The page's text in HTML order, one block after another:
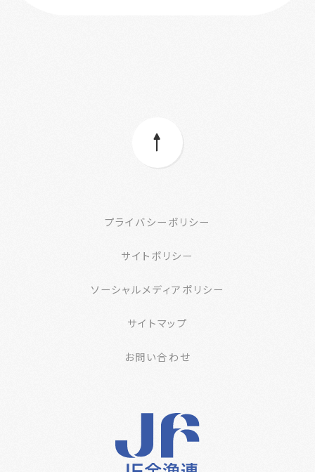
プライバシーポリシー
サイトポリシー
ソーシャルメディアポリシー
サイトマップ
お問い合わせ